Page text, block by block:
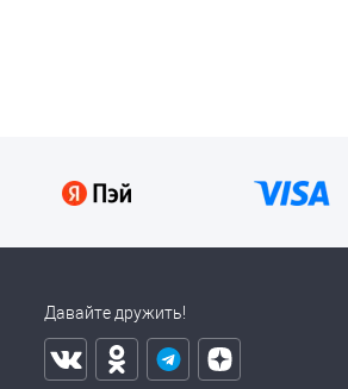
Давайте дружить!